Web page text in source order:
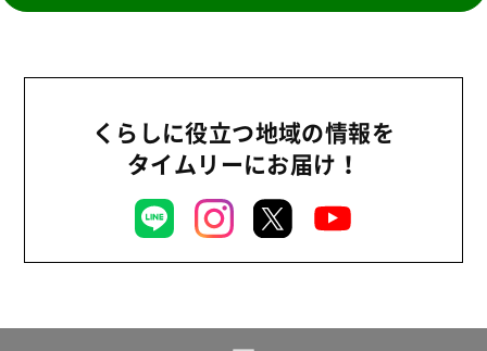
地域コミュニティ
平和と国際連帯
お米の出前授業
いなぎめぐみの里山
2024年
2021年くらしに役立つ地域の情報を
タイムリーにお届け！